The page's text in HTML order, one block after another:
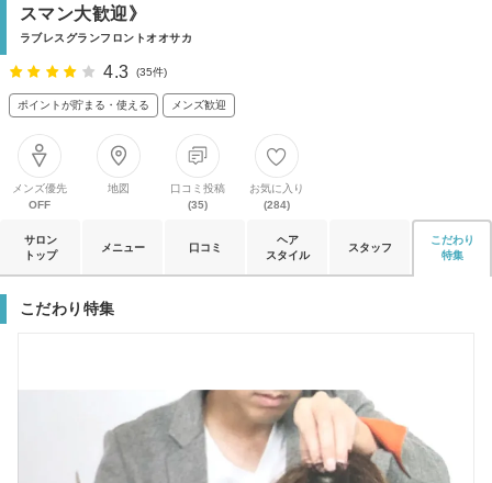
スマン大歓迎》
ラブレスグランフロントオオサカ
4.3 (35件)
ポイントが貯まる・使える メンズ歓迎
メンズ優先
OFF
地図
口コミ投稿
(35)
お気に入り
(284)
サロン
トップ
メニュー 口コミ
ヘア
スタイル
スタッフ
こだわり
特集
こだわり特集